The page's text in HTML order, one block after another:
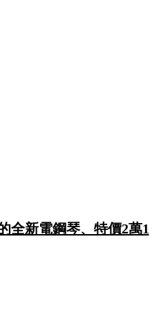
全新電鋼琴、特價2萬1